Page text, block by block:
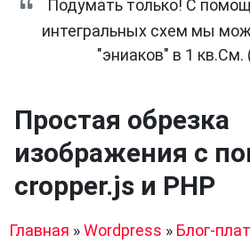
Подумать только! С
интегральных схем мы
"эниаков" в 1
Простая обрезка
изображения с
cropper.js и PHP
Главная »Wordpress » Блог-